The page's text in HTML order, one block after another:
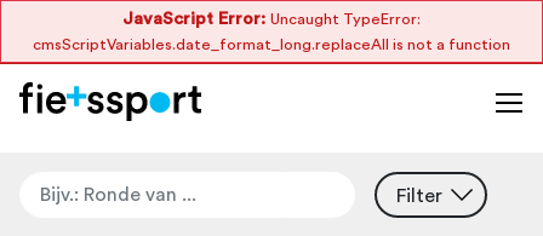
JavaScript Error: Uncaught TypeError:
cmsScriptVariables.date_format_long.replaceAll is not a function
Filter